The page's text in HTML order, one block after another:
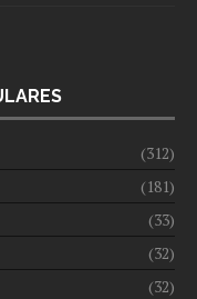
(312)
(181)
(33)
(32)
(32)